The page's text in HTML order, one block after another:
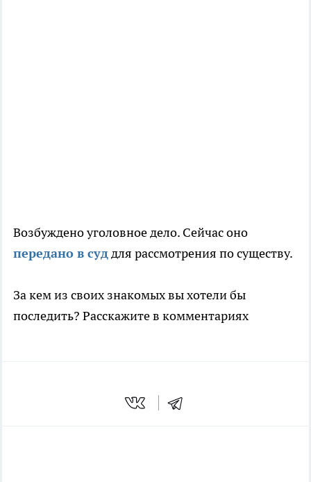
Возбуждено уголовное дело. Сейчас оно
передано в суддля рассмотрения по существу.
За кем из своих знакомых вы хотели бы
последить? Расскажите в комментариях